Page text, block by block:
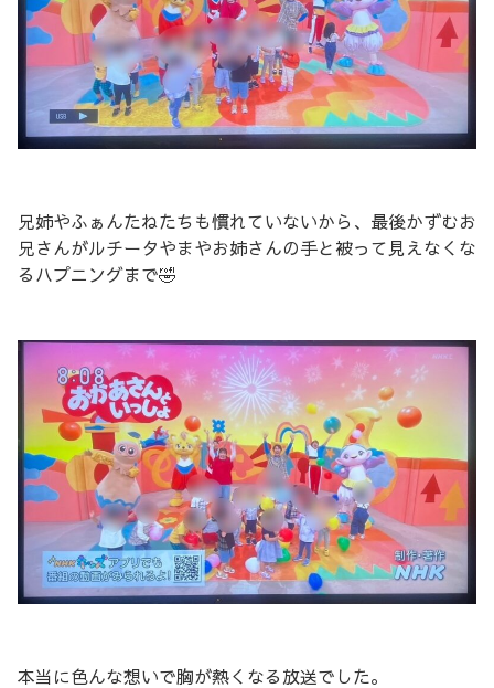
兄姉やふぁんたねたちも慣れていないから、最後かずむお
兄さんがルチータやまやお姉さんの手と被って見えなくな
るハプニングまで🤣
本当に色んな想いで胸が熱くなる放送でした。